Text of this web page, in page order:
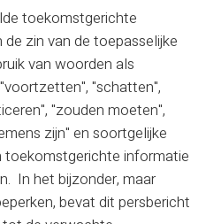
toekomstgerichte
zin van de toepasselijke
van woorden als
"schatten",
"zouden moeten",
zijn" en soortgelijke
toekomstgerichte informatie
In het bijzonder, maar
bevat dit persbericht